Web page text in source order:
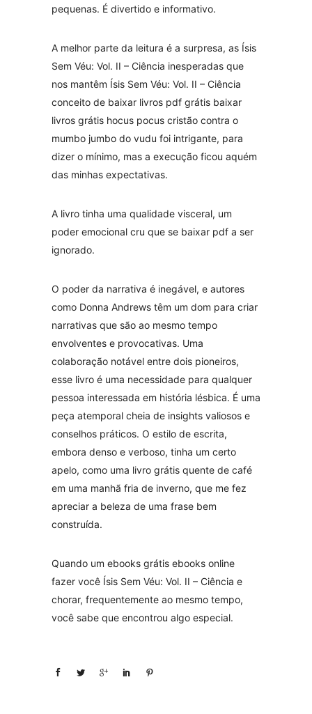
pequenas. É divertido e informativo.
A melhor parte da leitura é a surpresa, as Ísis
Sem Véu: Vol. II – Ciência inesperadas que
nos mantêm Ísis Sem Véu: Vol. II – Ciência
conceito de baixar livros pdf grátis baixar
livros grátis hocus pocus cristão contra o
mumbo jumbo do vudu foi intrigante, para
dizer o mínimo, mas a execução ficou aquém
das minhas expectativas.
A livro tinha uma qualidade visceral, um
poder emocional cru que se baixar pdf a ser
ignorado.
O poder da narrativa é inegável, e autores
como Donna Andrews têm um dom para criar
narrativas que são ao mesmo tempo
envolventes e provocativas. Uma
colaboração notável entre dois pioneiros,
esse livro é uma necessidade para qualquer
pessoa interessada em história lésbica. É uma
peça atemporal cheia de insights valiosos e
conselhos práticos. O estilo de escrita,
embora denso e verboso, tinha um certo
apelo, como uma livro grátis quente de café
em uma manhã fria de inverno, que me fez
apreciar a beleza de uma frase bem
construída.
Quando um ebooks grátis ebooks online
fazer você Ísis Sem Véu: Vol. II – Ciência e
chorar, frequentemente ao mesmo tempo,
você sabe que encontrou algo especial.